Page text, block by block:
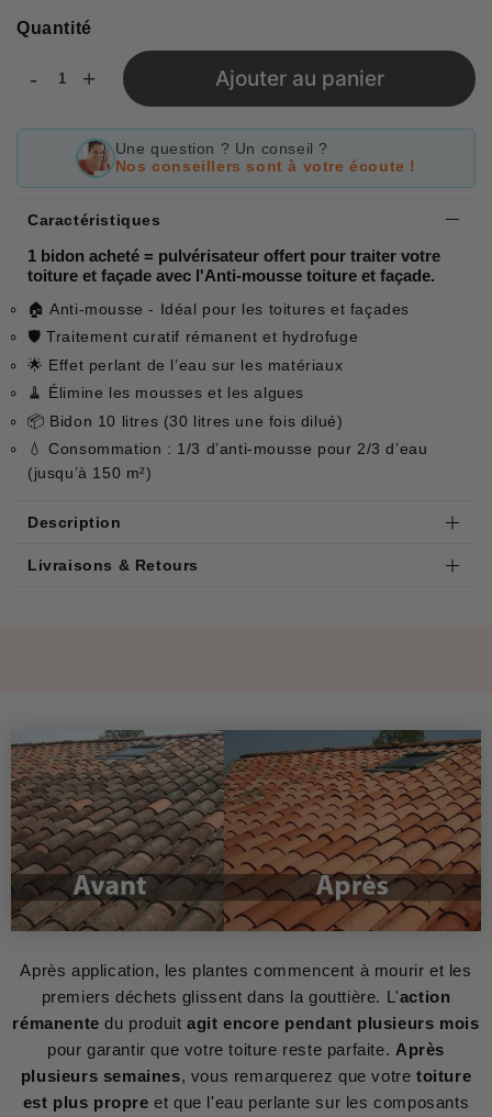
Quantité
- + Ajouter au panier
Une question ? Un conseil ?
Nos conseillers sont à votre écoute !
Caractéristiques
1 bidon acheté = pulvérisateur offert pour traiter votre
toiture et façade avec l'Anti-mousse toiture et façade.
🏠 Anti-mousse - Idéal pour les toitures et façades
🛡 Traitement curatif rémanent et hydrofuge
🌟 Effet perlant de l’eau sur les matériaux
🧹 Élimine les mousses et les algues
📦 Bidon 10 litres (30 litres une fois dilué)
💧 Consommation : 1/3 d’anti-mousse pour 2/3 d’eau
(jusqu’à 150 m²)
Description
Livraisons & Retours
Après application, les plantes commencent à mourir et les
premiers déchets glissent dans la gouttière. L'action
rémanente du produitagit encore pendant plusieurs mois
pour garantir que votre toiture reste parfaite. Après
plusieurs semaines, vous remarquerez que votre toiture
est plus propre et que l'eau perlante sur les composants